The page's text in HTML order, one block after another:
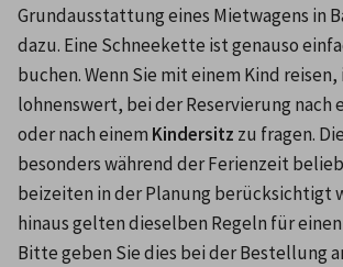
Grundausstattung eines Mietwagens in
dazu. Eine Schneekette ist genauso
buchen. Wenn Sie mit einem Kind reisen,
lohnenswert, bei der Reservierung nach
oder nach einem Kindersitz zu fragen.
besonders während der Ferienzeit
beizeiten in der Planung berücksichtigt
hinaus gelten dieselben Regeln für einen
Bitte geben Sie dies bei der Bestellung